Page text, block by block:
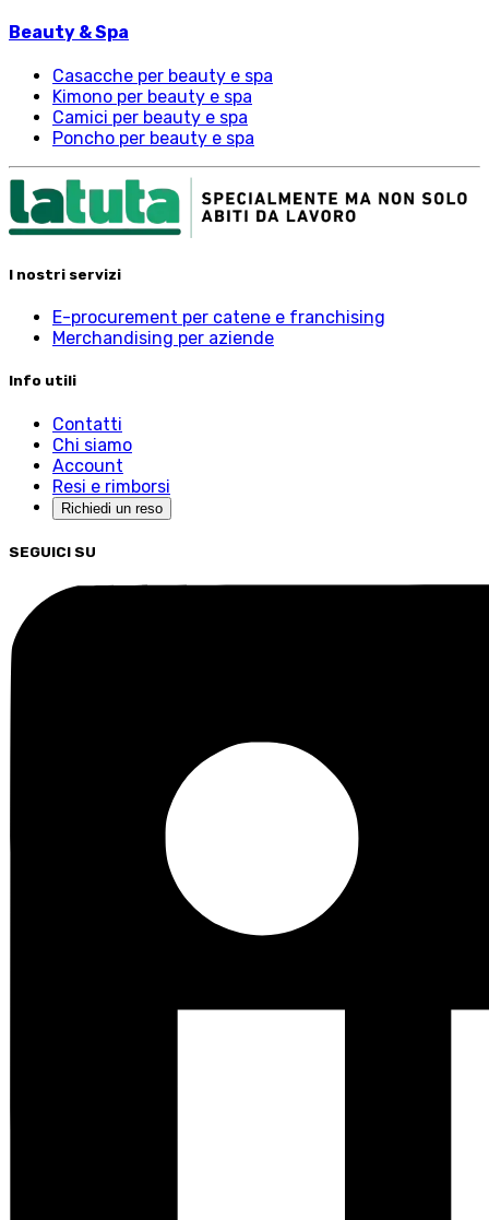
Beauty & Spa
Casacche per beauty e spa
Kimono per beauty e spa
Camici per beauty e spa
Poncho per beauty e spa
I nostri servizi
E-procurement per catene e franchising
Merchandising per aziende
Info utili
Contatti
Chi siamo
Account
Resi e rimborsi
Richiedi un reso
SEGUICI SU